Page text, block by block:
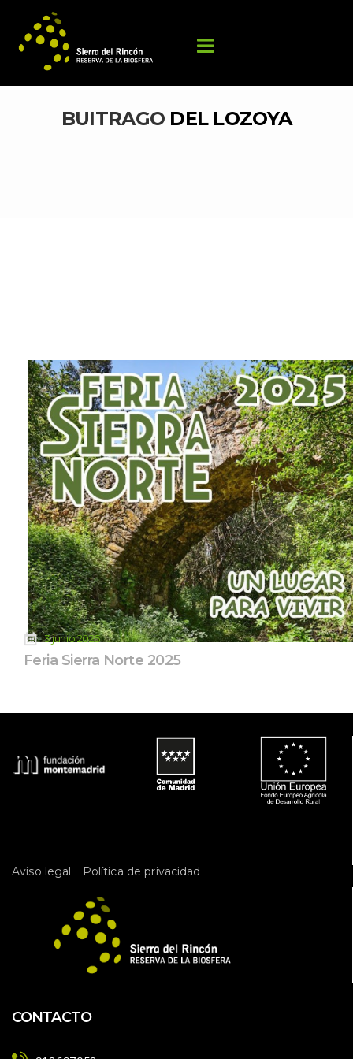
BUITRAGO DEL LOZOYA
3 junio 2025
Feria Sierra Norte 2025
Aviso legal Política de privacidad
CONTACTO